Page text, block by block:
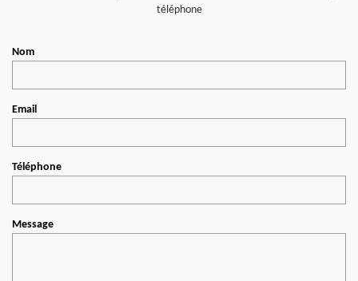
téléphone
Nom
Email
Téléphone
Message